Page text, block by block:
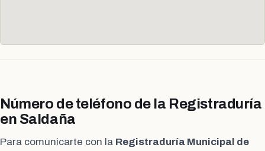
Número de teléfono de la Registraduría
en Saldaña
Para comunicarte con la Registraduría Municipal de